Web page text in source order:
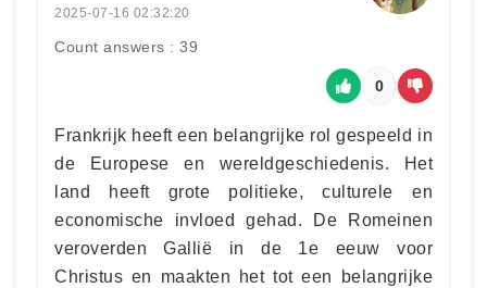
2025-07-16 02:32:20
Count answers : 39
0
Frankrijk heeft een belangrijke rol gespeeld in
de Europese en wereldgeschiedenis. Het
land heeft grote politieke, culturele en
economische invloed gehad. De Romeinen
veroverden Gallië in de 1e eeuw voor
Christus en maakten het tot een belangrijke